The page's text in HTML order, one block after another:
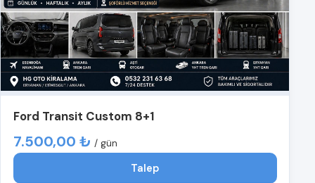
Ford Transit Custom 8+1
7.500,00 ₺ / gün
Talep